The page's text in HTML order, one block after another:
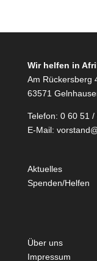
Wir helfen in
Am Rückersberg
63571
Telefon: 0 60 51 /
E-Mail:
Aktuelles
Spenden/Helfen
Über uns
Impressum